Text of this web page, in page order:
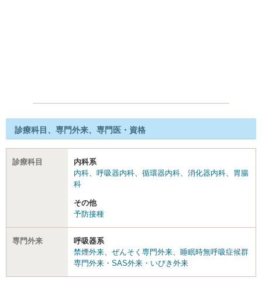
診療科目、専門外来、専門医・資格
診療科目
内科系
内科、 呼吸器内科、 循環器内科、 消化器内科、 胃腸
科
その他
予防接種
専門外来
呼吸器系
禁煙外来、 ぜんそく専門外来、 睡眠時無呼吸症候群
専門外来・SAS外来・いびき外来